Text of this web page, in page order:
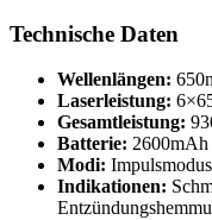
Technische Daten
Wellenlängen:
Laserleistung:
Gesamtleistung:
Batterie:
Modi:
Indikationen: